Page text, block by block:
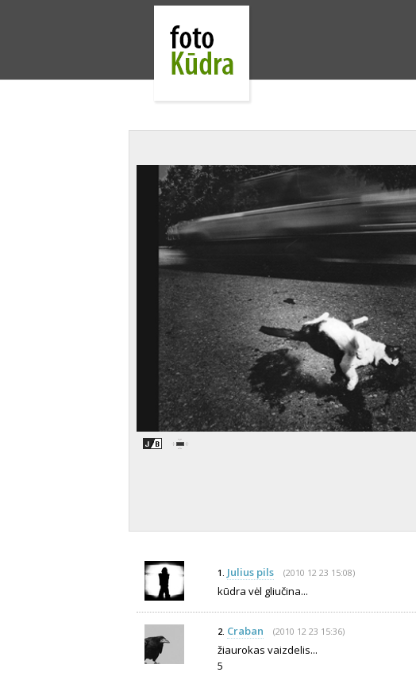
1. Julius pils (2010 12 23 15:08)
kūdra vėl gliučina...
2. Craban (2010 12 23 15:36)
žiaurokas vaizdelis...
5